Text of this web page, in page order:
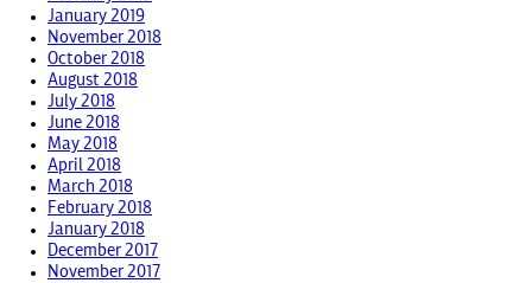
January 2019
November 2018
October 2018
August 2018
July 2018
June 2018
May 2018
April 2018
March 2018
February 2018
January 2018
December 2017
November 2017